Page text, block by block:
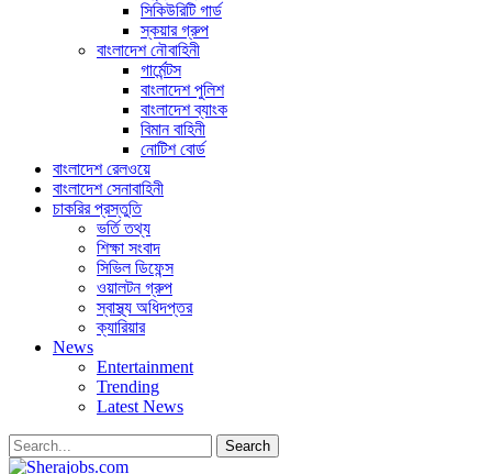
সিকিউরিটি গার্ড
স্কয়ার গ্রুপ
বাংলাদেশ নৌবাহিনী
গার্মেন্টস
বাংলাদেশ পুলিশ
বাংলাদেশ ব্যাংক
বিমান বাহিনী
নোটিশ বোর্ড
বাংলাদেশ রেলওয়ে
বাংলাদেশ সেনাবাহিনী
চাকরির প্রস্তুতি
ভর্তি তথ্য
শিক্ষা সংবাদ
সিভিল ডিফেন্স
ওয়ালটন গ্রুপ
স্বাস্থ্য অধিদপ্তর
ক্যারিয়ার
News
Entertainment
Trending
Latest News